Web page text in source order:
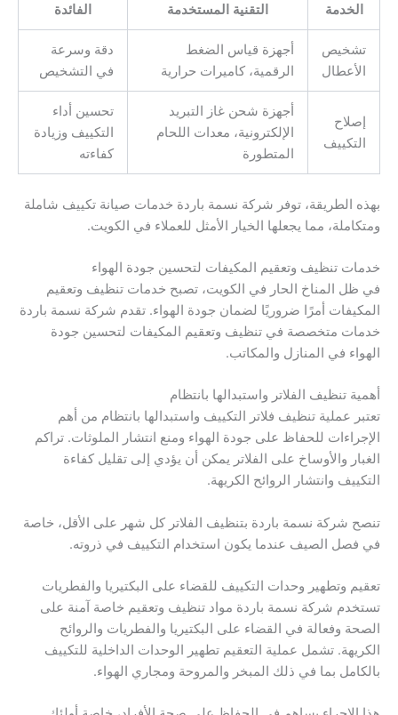
الخدمة التقنية المستخدمة الفائدة
تشخيص
الأعطال
أجهزة قياس الضغط
الرقمية، كاميرات حرارية
دقة وسرعة
في التشخيص
إصلاح
التكييف
أجهزة شحن غاز التبريد
الإلكترونية، معدات اللحام
المتطورة
تحسين أداء
التكييف وزيادة
كفاءته
بهذه الطريقة، توفر شركة نسمة باردة خدمات صيانة تكييف شاملة
ومتكاملة، مما يجعلها الخيار الأمثل للعملاء في الكويت.
خدمات تنظيف وتعقيم المكيفات لتحسين جودة الهواء
في ظل المناخ الحار في الكويت، تصبح خدمات تنظيف وتعقيم
المكيفات أمرًا ضروريًا لضمان جودة الهواء. تقدم شركة نسمة باردة
خدمات متخصصة في تنظيف وتعقيم المكيفات لتحسين جودة
الهواء في المنازل والمكاتب.
أهمية تنظيف الفلاتر واستبدالها بانتظام
تعتبر عملية تنظيف فلاتر التكييف واستبدالها بانتظام من أهم
الإجراءات للحفاظ على جودة الهواء ومنع انتشار الملوثات. تراكم
الغبار والأوساخ على الفلاتر يمكن أن يؤدي إلى تقليل كفاءة
التكييف وانتشار الروائح الكريهة.
تنصح شركة نسمة باردة بتنظيف الفلاتر كل شهر على الأقل، خاصة
في فصل الصيف عندما يكون استخدام التكييف في ذروته.
تعقيم وتطهير وحدات التكييف للقضاء على البكتيريا والفطريات
تستخدم شركة نسمة باردة مواد تنظيف وتعقيم خاصة آمنة على
الصحة وفعالة في القضاء على البكتيريا والفطريات والروائح
الكريهة. تشمل عملية التعقيم تطهير الوحدات الداخلية للتكييف
بالكامل بما في ذلك المبخر والمروحة ومجاري الهواء.